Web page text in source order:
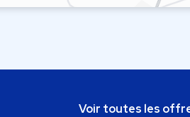
Voir toutes les